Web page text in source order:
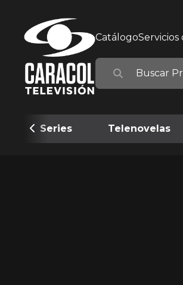
Catálogo
Series Telenovelas